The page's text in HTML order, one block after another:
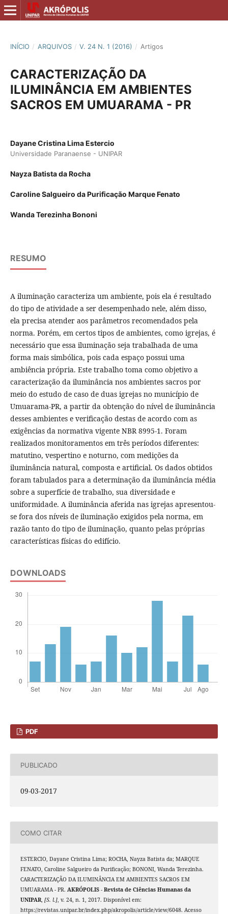
INÍCIO / ARQUIVOS / V. 24 N. 1 (2016) / Artigos
CARACTERIZAÇÃO DA
ILUMINÂNCIA EM AMBIENTES
SACROS EM UMUARAMA - PR
Dayane Cristina Lima Estercio
Universidade Paranaense - UNIPAR
Nayza Batista da Rocha
Caroline Salgueiro da Purificação Marque Fenato
Wanda Terezinha Bononi
RESUMO
A iluminação caracteriza um ambiente, pois ela é resultado
do tipo de atividade a ser desempenhado nele, além disso,
ela precisa atender aos parâmetros recomendados pela
norma. Porém, em certos tipos de ambientes, como igrejas, é
necessário que essa iluminação seja trabalhada de uma
forma mais simbólica, pois cada espaço possui uma
ambiência própria. Este trabalho toma como objetivo a
caracterização da iluminância nos ambientes sacros por
meio do estudo de caso de duas igrejas no município de
Umuarama-PR, a partir da obtenção do nível de iluminância
desses ambientes e verificação destas de acordo com as
exigências da normativa vigente NBR 8995-1. Foram
realizados monitoramentos em três períodos diferentes:
matutino, vespertino e noturno, com medições da
iluminância natural, composta e artificial. Os dados obtidos
foram tabulados para a determinação da iluminância média
sobre a superfície de trabalho, sua diversidade e
uniformidade. A iluminância aferida nas igrejas apresentou-
se fora dos níveis de iluminação exigidos pela norma, em
razão tanto do tipo de iluminação, quanto pelas próprias
características físicas do edifício.
DOWNLOADS
PDF
PUBLICADO
09-03-2017
COMO CITAR
ESTERCIO, Dayane Cristina Lima; ROCHA, Nayza Batista da; MARQUE
FENATO, Caroline Salgueiro da Purificação; BONONI, Wanda Terezinha.
CARACTERIZAÇÃO DA ILUMINÂNCIA EM AMBIENTES SACROS EM
UMUARAMA - PR. AKRÓPOLIS - Revista de Ciências Humanas da
UNIPAR, [S. l.], v. 24, n. 1, 2017. Disponível em:
https://revistas.unipar.br/index.php/akropolis/article/view/6048. Acesso